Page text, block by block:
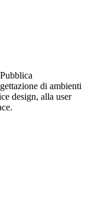
di ambienti
design, alla user